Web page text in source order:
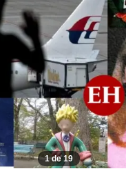
1 de 19